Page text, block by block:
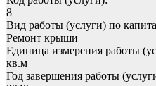
8
Вид работы (услуги) по
Ремонт крыши
Единица измерения работы
кв.м
Год завершения работы